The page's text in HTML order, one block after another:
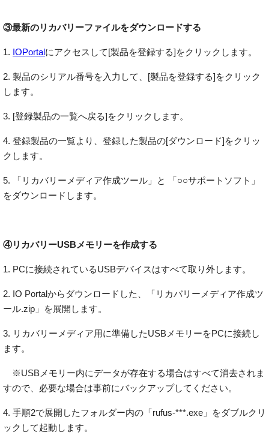
③最新のリカバリーファイルをダウンロードする
1. IOPortalにアクセスして[製品を登録する]をクリックします。
2. 製品のシリアル番号を入力して、[製品を登録する]をクリック
します。
3. [登録製品の一覧へ戻る]をクリックします。
4. 登録製品の一覧より、登録した製品の[ダウンロード]をクリッ
クします。
5. 「リカバリーメディア作成ツール」と 「○○サポートソフト」
をダウンロードします。
④リカバリーUSBメモリーを作成する
1. PCに接続されているUSBデバイスはすべて取り外します。
2. IO Portalからダウンロードした、「リカバリーメディア作成ツ
ール.zip」を展開します。
3. リカバリーメディア用に準備したUSBメモリーをPCに接続し
ます。
※USBメモリー内にデータが存在する場合はすべて消去されま
すので、必要な場合は事前にバックアップしてください。
4. 手順2で展開したフォルダー内の「rufus-***.exe」をダブルクリ
ックして起動します。